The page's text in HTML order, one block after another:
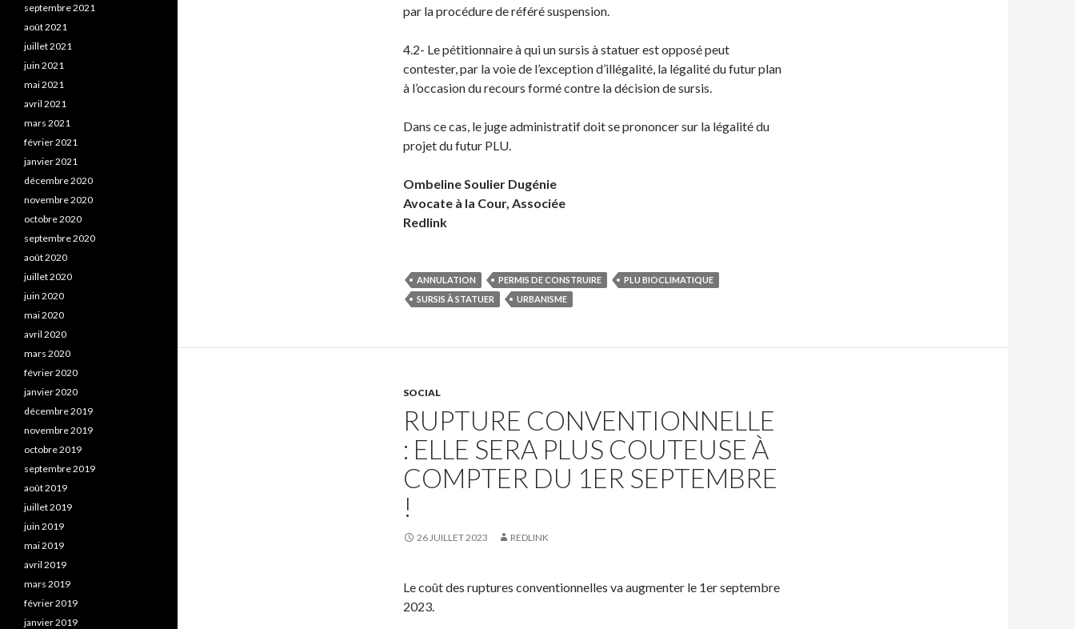
par la procédure de référé suspension.
4.2- Le pétitionnaire à qui un sursis à statuer est opposé peut
contester, par la voie de l’exception d’illégalité, la légalité du futur plan
à l’occasion du recours formé contre la décision de sursis.
Dans ce cas, le juge administratif doit se prononcer sur la légalité du
projet du futur PLU.
Ombeline Soulier Dugénie
Avocate à la Cour, Associée
Redlink
ANNULATION PERMIS DE CONSTRUIRE
PLU BIOCLIMATIQUE
SURSIS À STATUER
URBANISME
SOCIAL
RUPTURE CONVENTIONNELLE
: ELLE SERA PLUS COUTEUSE À
COMPTER DU 1ER SEPTEMBRE
!
26 JUILLET 2023 REDLINK
Le coût des ruptures conventionnelles va augmenter le 1er septembre
2023.
septembre 2021
août 2021
juillet 2021
juin 2021
mai 2021
avril 2021
mars 2021
février 2021
janvier 2021
décembre 2020
novembre 2020
octobre 2020
septembre 2020
août 2020
juillet 2020
juin 2020
mai 2020
avril 2020
mars 2020
février 2020
janvier 2020
décembre 2019
novembre 2019
octobre 2019
septembre 2019
août 2019
juillet 2019
juin 2019
mai 2019
avril 2019
mars 2019
février 2019
janvier 2019